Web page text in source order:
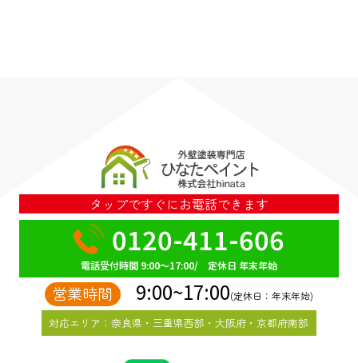
タップですぐにお電話できます
0120-411-606
電話受付時間 9:00～17:00/ 定休日 年末年始
営業時間 9:00~17:00(定休日：年末年始)
対応エリア：奈良県・三重県西部・大阪府・京都府南部